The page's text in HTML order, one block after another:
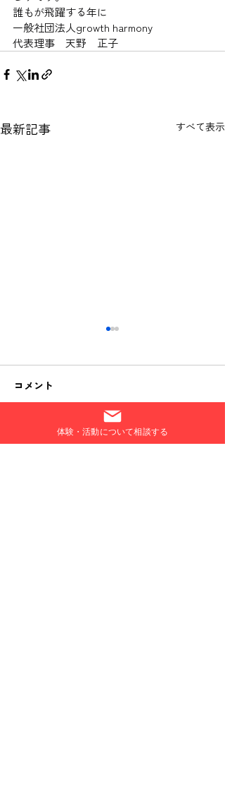
誰もが飛躍する年に
一般社団法人growth harmony
代表理事　天野　正子
最新記事 すべて表示
お知らせ(12/5)
コメント
コメントを追加…
体験・活動について相談する